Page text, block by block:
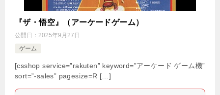
『ザ・悟空』（アーケードゲーム）
公開日： 2025年9月27日
ゲーム
[csshop service=”rakuten” keyword=”アーケード ゲーム機”
sort=”-sales” pagesize=R […]